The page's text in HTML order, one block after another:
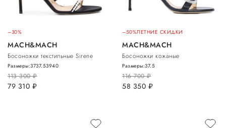
–30%
MACH&MACH
Босоножки текстильные Sirene
113 300руб.
79 310 руб.
Размеры:3737.53940
–50%ЛЕТНИЕ СКИДКИ
MACH&MACH
Босоножки кожаные
116 700руб.
58 350 руб.
Размеры:37.5